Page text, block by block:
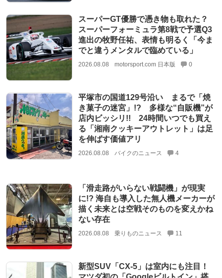
スーパーGT優勝で憑き物も取れた？
スーパーフォーミュラ第8戦で予選Q3
進出の牧野任祐、表情も明るく「今ま
でと違うメンタルで臨めている」
2026.08.08 motorsport.com 日本版 0
平塚市の国道129号沿い まるで「焼
き菓子の迷宮」!? 多様な“自販機”が
店内ビッシリ!! 24時間いつでも買え
る「湘南クッキーアウトレット」は足
を伸ばす価値アリ
2026.08.08 バイクのニュース 4
「滑走路がいらない戦闘機」が現実
に!? 海自も導入した無人機メーカーが
描く未来とは空戦そのものを変えかね
ない存在
2026.08.08 乗りものニュース 11
新型SUV「CX-5」は室内にも注目！